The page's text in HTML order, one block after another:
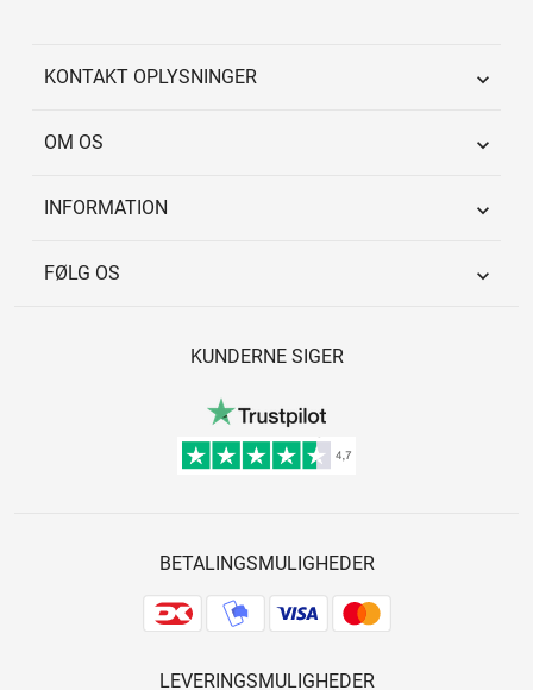
KONTAKT OPLYSNINGER 
OM OS 
INFORMATION 
FØLG OS 
KUNDERNE SIGER
BETALINGSMULIGHEDER
LEVERINGSMULIGHEDER